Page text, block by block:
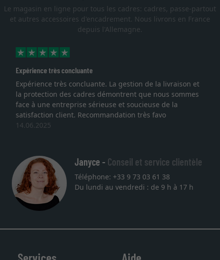
Le magasin en ligne pour tous les cadres: cadres, passe-partout
et autres accessoires d'encadrement. Nous livrons en France
depuis l'Allemagne.
Expérience très concluante
Expérience très concluante. La gestion de la livraison et
la protection des cadres démontrent que nous sommes
face à une entreprise sérieuse et soucieuse de la
satisfaction client. Recommandation très favo
14.06.2025
Janyce - Conseil et service clientèle
Téléphone: +33 9 73 03 61 38
Du lundi au vendredi : de 9 h à 17 h